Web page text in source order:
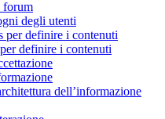
forum
degli utenti
per definire i contenuti
definire i contenuti
dell’informazione